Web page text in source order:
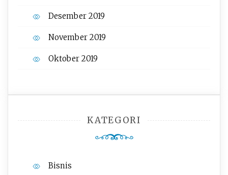
Desember 2019
November 2019
Oktober 2019
KATEGORI
Bisnis